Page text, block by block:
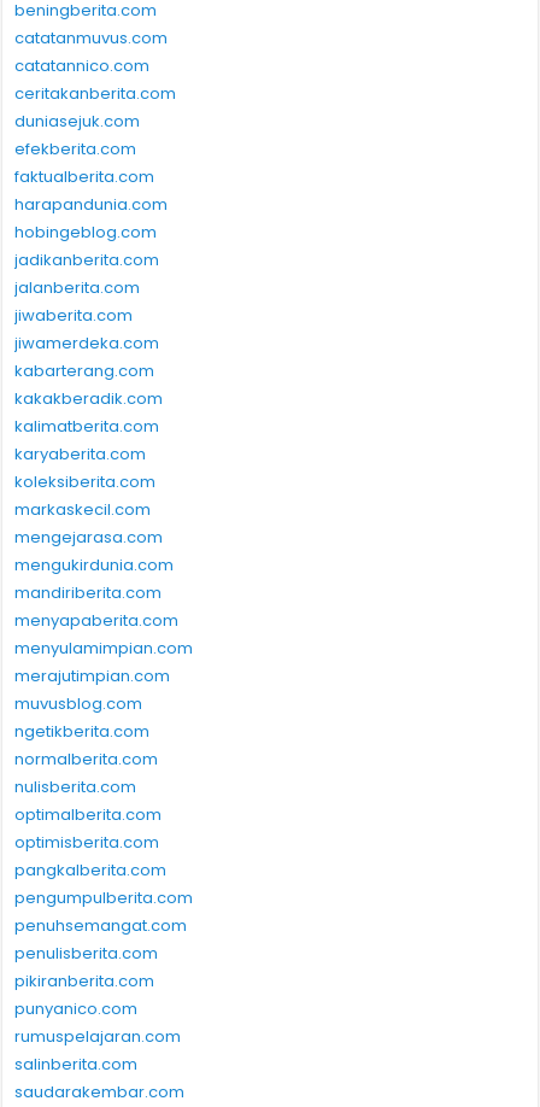
beningberita.com
catatanmuvus.com
catatannico.com
ceritakanberita.com
duniasejuk.com
efekberita.com
faktualberita.com
harapandunia.com
hobingeblog.com
jadikanberita.com
jalanberita.com
jiwaberita.com
jiwamerdeka.com
kabarterang.com
kakakberadik.com
kalimatberita.com
karyaberita.com
koleksiberita.com
markaskecil.com
mengejarasa.com
mengukirdunia.com
mandiriberita.com
menyapaberita.com
menyulamimpian.com
merajutimpian.com
muvusblog.com
ngetikberita.com
normalberita.com
nulisberita.com
optimalberita.com
optimisberita.com
pangkalberita.com
pengumpulberita.com
penuhsemangat.com
penulisberita.com
pikiranberita.com
punyanico.com
rumuspelajaran.com
salinberita.com
saudarakembar.com